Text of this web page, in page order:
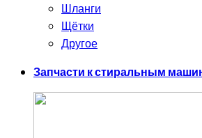
Шланги
Щётки
Другое
Запчасти к стиральным